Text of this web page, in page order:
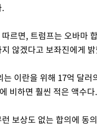
.
르면, 트럼프는 오바마
않겠다고 보좌진에게
는 이란을 위해 17억 달
비하면 훨씬 적은 액수다.
보상도 없는 합의에 동